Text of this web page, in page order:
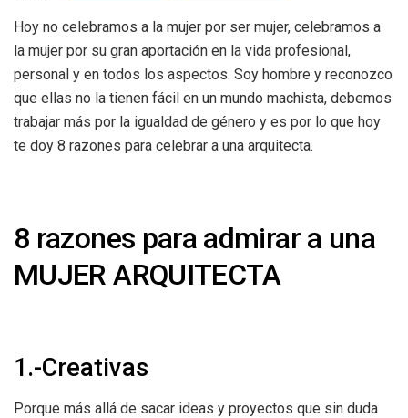
Hoy no celebramos a la mujer por ser mujer, celebramos a
la mujer por su gran aportación en la vida profesional,
personal y en todos los aspectos. Soy hombre y reconozco
que ellas no la tienen fácil en un mundo machista, debemos
trabajar más por la igualdad de género y es por lo que hoy
te doy 8 razones para celebrar a una arquitecta.
8 razones para admirar a una
MUJER ARQUITECTA
1.-Creativas
Porque más allá de sacar ideas y proyectos que sin duda